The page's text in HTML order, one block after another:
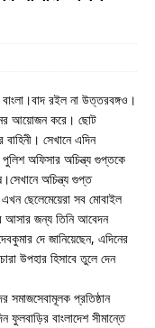
বাংলা।বাদ রইল না উত্তরবঙ্গও।
আয়োজন করে। ছোট
সেখানে এদিন
অফিসার অচিন্ত্য গুপ্তকে
অচিন্ত্য গুপ্ত
ছেলেমেয়েরা সব মোবাইল
আসার জন্য তিনি আবেদন
দে জানিয়েছেন, এদিনের
উপহার হিসাবে তুলে দেন
সমাজসেবামূলক প্রতিষ্ঠান
ফুলবাড়ির বাংলাদেশ সীমান্তে